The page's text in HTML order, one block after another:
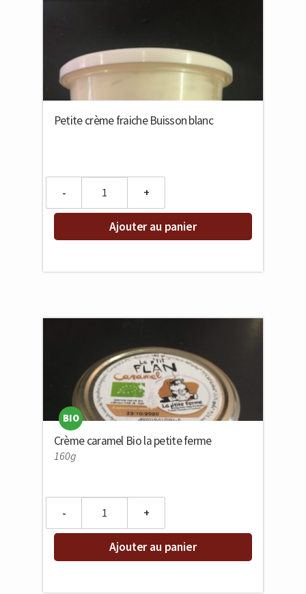
Petite crème fraiche Buisson blanc
Ajouter au panier
Crème caramel Bio la petite ferme
BIO
160g
Ajouter au panier